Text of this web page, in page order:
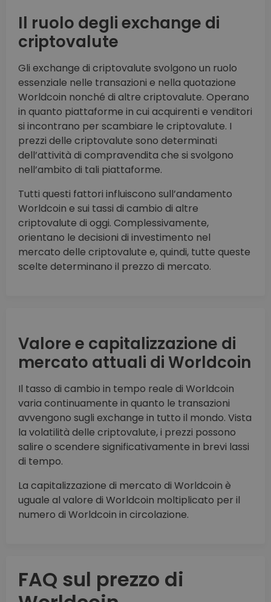
Il ruolo degli exchange di
criptovalute
Gli exchange di criptovalute svolgono un ruolo
essenziale nelle transazioni e nella quotazione
Worldcoin nonché di altre criptovalute. Operano
in quanto piattaforme in cui acquirenti e venditori
si incontrano per scambiare le criptovalute. I
prezzi delle criptovalute sono determinati
dell’attività di compravendita che si svolgono
nell’ambito di tali piattaforme.
Tutti questi fattori influiscono sull’andamento
Worldcoin e sui tassi di cambio di altre
criptovalute di oggi. Complessivamente,
orientano le decisioni di investimento nel
mercato delle criptovalute e, quindi, tutte queste
scelte determinano il prezzo di mercato.
Valore e capitalizzazione di
mercato attuali di Worldcoin
Il tasso di cambio in tempo reale di Worldcoin
varia continuamente in quanto le transazioni
avvengono sugli exchange in tutto il mondo. Vista
la volatilità delle criptovalute, i prezzi possono
salire o scendere significativamente in brevi lassi
di tempo.
La capitalizzazione di mercato di Worldcoin è
uguale al valore di Worldcoin moltiplicato per il
numero di Worldcoin in circolazione.
FAQ sul prezzo di